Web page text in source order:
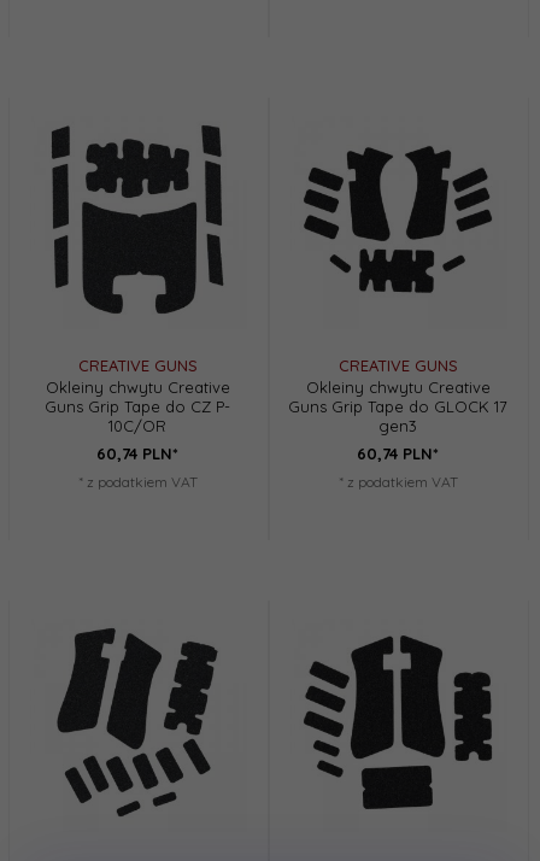
CREATIVE GUNS
Okleiny chwytu Creative
Guns Grip Tape do CZ P-
10C/OR
60,74 PLN*
* z podatkiem VAT
CREATIVE GUNS
Okleiny chwytu Creative
Guns Grip Tape do GLOCK 17
gen3
60,74 PLN*
* z podatkiem VAT